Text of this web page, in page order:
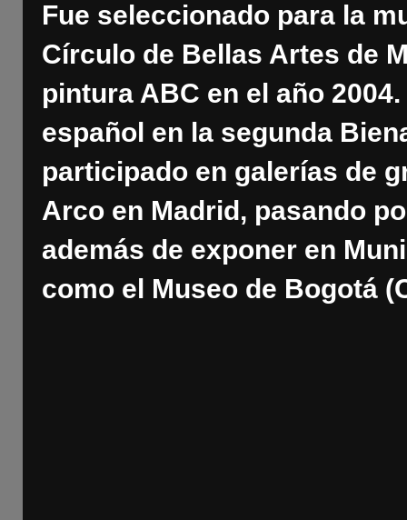
Fue seleccionado para la
Círculo de Bellas Artes de
pintura ABC en el año
español en la segunda
participado en galerías de
Arco en Madrid, pasando
además de exponer en
como el Museo de Bogotá